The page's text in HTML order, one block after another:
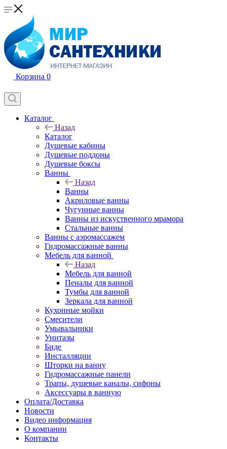
Корзина 0
Каталог
Назад
Каталог
Душевые кабины
Душевые поддоны
Душевые боксы
Ванны
Назад
Ванны
Акриловые ванны
Чугунные ванны
Ванны из искуственного мрамора
Стальные ванны
Ванны с аэромассажем
Гидромассажные ванны
Мебель для ванной
Назад
Мебель для ванной
Пеналы для ванной
Тумбы для ванной
Зеркала для ванной
Кухонные мойки
Смесители
Умывальники
Унитазы
Биде
Инсталляции
Шторки на ванну
Гидромассажные панели
Трапы, душевые каналы, сифоны
Аксессуары в ванную
Оплата/Доставка
Новости
Видео информация
О компании
Контакты